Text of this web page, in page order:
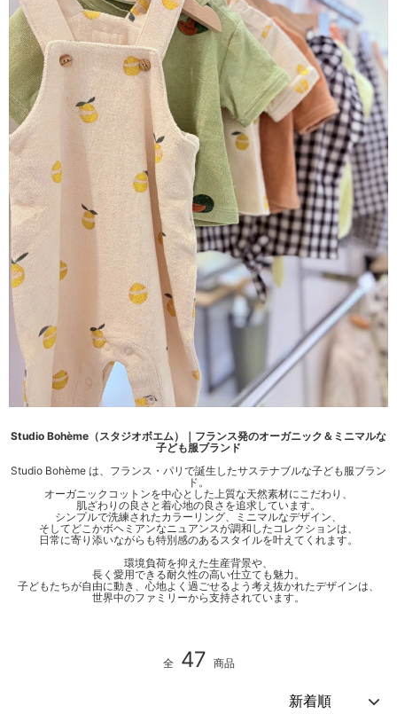
Studio Bohème（スタジオボエム）｜フランス発のオーガニック＆ミニマルな
子ども服ブランド
Studio Bohème は、フランス・パリで誕生したサステナブルな子ども服ブラン
ド。
オーガニックコットンを中心とした上質な天然素材にこだわり、
肌ざわりの良さと着心地の良さを追求しています。
シンプルで洗練されたカラーリング、ミニマルなデザイン、
そしてどこかボヘミアンなニュアンスが調和したコレクションは、
日常に寄り添いながらも特別感のあるスタイルを叶えてくれます。
環境負荷を抑えた生産背景や、
長く愛用できる耐久性の高い仕立ても魅力。
子どもたちが自由に動き、心地よく過ごせるよう考え抜かれたデザインは、
世界中のファミリーから支持されています。
全 47 商品